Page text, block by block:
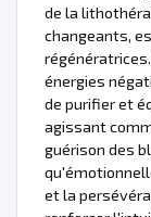
de la
changeants,
énergies
de purifier et
agissant
guérison des
et la